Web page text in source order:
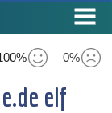
0%
elf